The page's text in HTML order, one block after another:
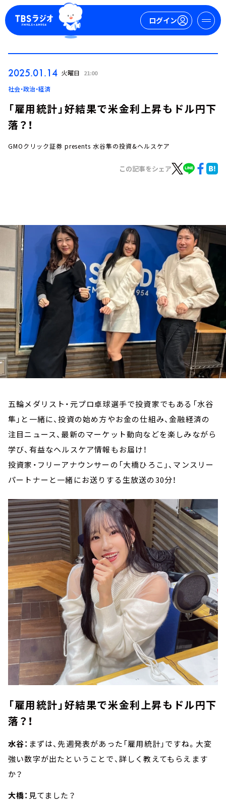
ログイン
お知らせ
イベント・グッズ
YouTube
会社情報
2025.01.14 火曜日 21:00
社会・政治・経済
「雇用統計」好結果で米金利上昇もドル円下
落？！
GMOクリック証券 presents 水谷隼の投資&ヘルスケア
この記事をシェア
五輪メダリスト・元プロ卓球選手で投資家でもある「水谷
隼」と一緒に、投資の始め方やお金の仕組み、金融経済の
注目ニュース、最新のマーケット動向などを楽しみながら
学び、有益なヘルスケア情報もお届け！
投資家・フリーアナウンサーの「大橋ひろこ」、マンスリー
パートナーと一緒にお送りする生放送の30分！
「雇用統計」好結果で米金利上昇もドル円下
落？！
水谷： まずは、先週発表があった「雇用統計」ですね。大変
強い数字が出たということで、詳しく教えてもらえます
か？
大橋： 見てました？